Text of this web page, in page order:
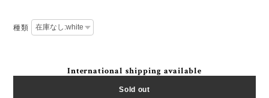
種類
International shipping available
Sold out